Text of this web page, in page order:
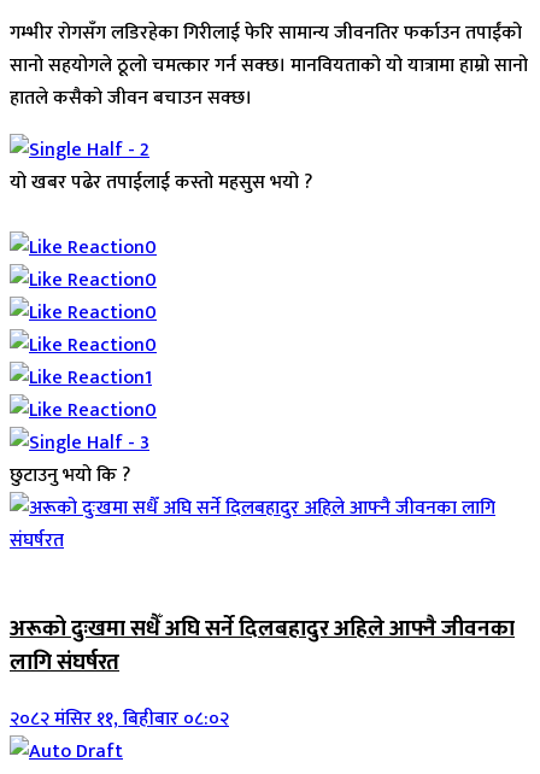
गम्भीर रोगसँग लडिरहेका गिरीलाई फेरि सामान्य जीवनतिर फर्काउन तपाईंको
सानो सहयोगले ठूलो चमत्कार गर्न सक्छ। मानवियताको यो यात्रामा हाम्रो सानो
हातले कसैको जीवन बचाउन सक्छ।
यो खबर पढेर तपाईलाई कस्तो महसुस भयो ?
0
0
0
0
1
0
छुटाउनु भयो कि ?
अरूको दुःखमा सधैँ अघि सर्ने दिलबहादुर अहिले आफ्नै जीवनका
लागि संघर्षरत
२०८२ मंसिर ११, बिहीबार ०८:०२